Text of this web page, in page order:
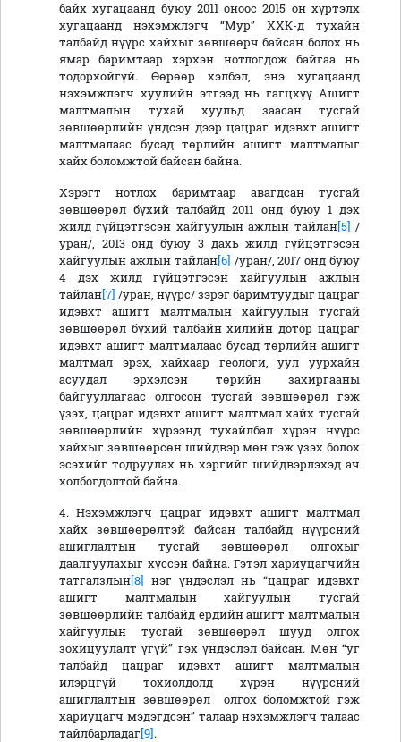
байх хугацаанд буюу 2011 оноос 2015 он хүртэлх
хугацаанд нэхэмжлэгч “Мур” ХХК-д тухайн
талбайд нүүрс хайхыг зөвшөөрч байсан болох нь
ямар баримтаар хэрхэн нотлогдож байгаа нь
тодорхойгүй. Өөрөөр хэлбэл, энэ хугацаанд
нэхэмжлэгч хуулийн этгээд нь гагцхүү Ашигт
малтмалын тухай хуульд заасан тусгай
зөвшөөрлийн үндсэн дээр цацраг идэвхт ашигт
малтмалаас бусад төрлийн ашигт малтмалыг
хайх боломжтой байсан байна.
Хэрэгт нотлох баримтаар авагдсан тусгай
зөвшөөрөл бүхий талбайд 2011 онд буюу 1 дэх
жилд гүйцэтгэсэн хайгуулын ажлын тайлан[5] /
уран/, 2013 онд буюу 3 дахь жилд гүйцэтгэсэн
хайгуулын ажлын тайлан[6] /уран/, 2017 онд буюу
4 дэх жилд гүйцэтгэсэн хайгуулын ажлын
тайлан[7] /уран, нүүрс/ зэрэг баримтуудыг цацраг
идэвхт ашигт малтмалын хайгуулын тусгай
зөвшөөрөл бүхий талбайн хилийн дотор цацраг
идэвхт ашигт малтмалаас бусад төрлийн ашигт
малтмал эрэх, хайхаар геологи, уул уурхайн
асуудал эрхэлсэн төрийн захиргааны
байгууллагаас олгосон тусгай зөвшөөрөл гэж
үзэх, цацраг идэвхт ашигт малтмал хайх тусгай
зөвшөөрлийн хүрээнд тухайлбал хүрэн нүүрс
хайхыг зөвшөөрсөн шийдвэр мөн гэж үзэх болох
эсэхийг тодруулах нь хэргийг шийдвэрлэхэд ач
холбогдолтой байна.
4. Нэхэмжлэгч цацраг идэвхт ашигт малтмал
хайх зөвшөөрөлтэй байсан талбайд нүүрсний
ашиглалтын тусгай зөвшөөрөл олгохыг
даалгуулахыг хүссэн байна. Гэтэл хариуцагчийн
татгалзлын[8]
нэг үндэслэл нь “цацраг идэвхт
ашигт малтмалын хайгуулын тусгай
зөвшөөрлийн талбайд ердийн ашигт малтмалын
хайгуулын тусгай зөвшөөрөл шууд олгох
зохицуулалт үгүй” гэх үндэслэл байсан. Мөн “уг
талбайд цацраг идэвхт ашигт малтмалын
илэрцгүй тохиолдолд хүрэн нүүрсний
ашиглалтын зөвшөөрөл олгох боломжтой гэж
хариуцагч мэдэгдсэн” талаар нэхэмжлэгч талаас
тайлбарладаг[9].